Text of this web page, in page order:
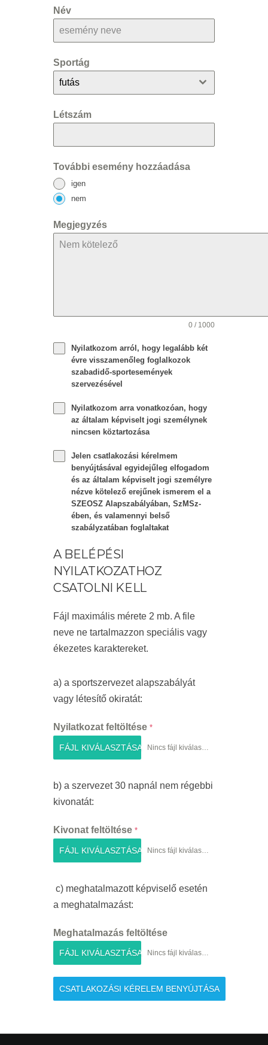
Név
Sportág
futás
Létszám
További esemény hozzáadása
igen
nem
Megjegyzés
0 / 1000
Nyilatkozom arról, hogy legalább két
évre visszamenőleg foglalkozok
szabadidő-sportesemények
szervezésével
Nyilatkozom arra vonatkozóan, hogy
az általam képviselt jogi személynek
nincsen köztartozása
Jelen csatlakozási kérelmem
benyújtásával egyidejűleg elfogadom
és az általam képviselt jogi személyre
nézve kötelező erejűnek ismerem el a
SZEOSZ Alapszabályában, SzMSz-
ében, és valamennyi belső
szabályzatában foglaltakat
A BELÉPÉSI
NYILATKOZATHOZ
CSATOLNI KELL
Fájl maximális mérete 2 mb. A file
neve ne tartalmazzon speciális vagy
ékezetes karaktereket.
a) a sportszervezet alapszabályát
vagy létesítő okiratát:
Nyilatkozat feltöltése *
FÁJL KIVÁLASZTÁSA Nincs fájl kiválasztva
b) a szervezet 30 napnál nem régebbi
kivonatát:
Kivonat feltöltése *
FÁJL KIVÁLASZTÁSA Nincs fájl kiválasztva
c) meghatalmazott képviselő esetén
a meghatalmazást:
Meghatalmazás feltöltése
FÁJL KIVÁLASZTÁSA Nincs fájl kiválasztva
CSATLAKOZÁSI KÉRELEM BENYÚJTÁSA